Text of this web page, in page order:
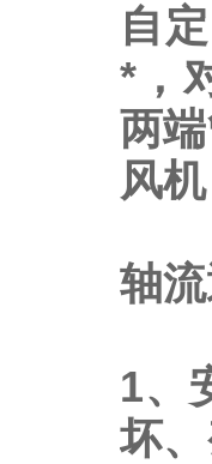
自
*，
两
风机
轴
1、
坏